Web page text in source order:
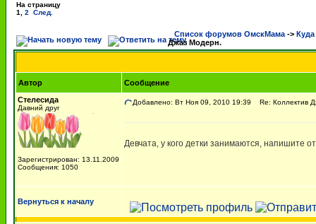
На страницу
1
2 След.
Список форумов ОмскМама -> Куда
Джаз Модерн.
Автор
Сообщение
Стелесида
Давний друг
Зарегистрирован: 13.11.2009
Сообщения: 1050
Добавлено: Вт Ноя 09, 2010 19:39 Re: Коллектив
Девчата, у кого детки занимаются, напишите
Вернуться к началу